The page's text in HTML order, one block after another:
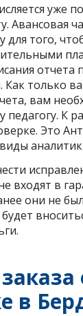
уже
Авансовая
для того,
отчета
только
вам
педагогу. К
Это
входят в
они не
в